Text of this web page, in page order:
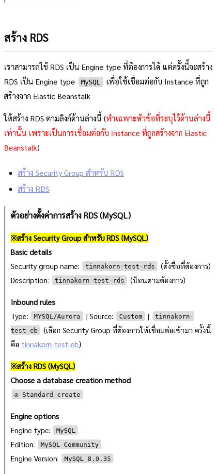
สร้าง RDS
เราสามารถใช้ RDS เป็น Engine type ที่ต้องการได้ แต่ครั้งนี้จะสร้าง
RDS เป็น Engine type
MySQL
เพื่อใช้เชื่อมต่อกับ Instance ที่ถูก
สร้างจาก Elastic Beanstalk
ให้สร้าง RDS ตามลิงก์ด้านล่างนี้ (ทำเฉพาะหัวข้อที่ระบุไว้ด้านล่างนี้
เท่านั้น เพราะเป็นการเชื่อมต่อกับ Instance ที่ถูกสร้างจาก Elastic
Beanstalk)
สร้าง Security Group สำหรับ RDS
สร้าง RDS
ตัวอย่างตั้งค่าการสร้าง RDS (MySQL)
※สร้าง Security Group สำหรับ RDS (MySQL)
Basic details
Security group name:
tinnakorn-test-rds
(ตั้งชื่อที่ต้องการ)
Description:
tinnakorn-test-rds (ป้อนตามต้องการ)
Inbound rules
Type:
MYSQL/Aurora | Source: Custom |
tinnakorn-
test-eb
(เลือก Security Group ที่ต้องการให้เชื่อมต่อเข้ามา ครั้งนี้
คือ tinnakorn-test-eb)
※สร้าง RDS (MySQL)
Choose a database creation method
◎ Standard create
Engine options
Engine type:
MySQL
Edition: MySQL Community
Engine Version: MySQL 8.0.35